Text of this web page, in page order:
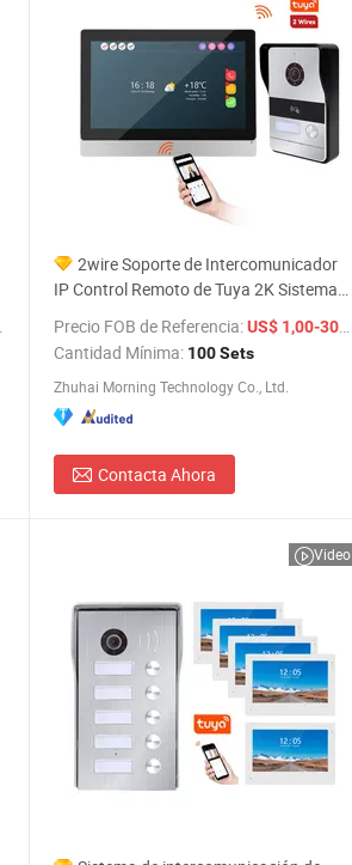
/ pieces
2wire Soporte de Intercomunicador
IP Control Remoto de Tuya 2K Sistema
de Videoportero
Precio FOB de Referencia:US$ 1,00-300,00
Cantidad Mínima: 100 Sets
Zhuhai Morning Technology Co., Ltd.
Contacta Ahora
Video